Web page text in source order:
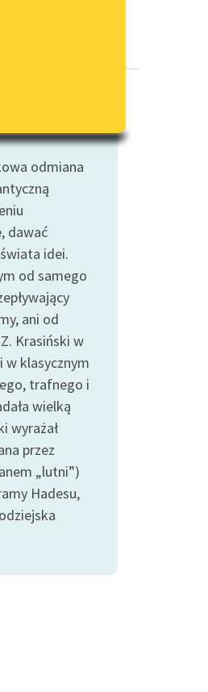
dostępności
odmiana
, dawać
idei.
od samego
ani od
Krasiński w
w klasycznym
trafnego i
wielką
wyrażał
przez
„lutni”)
Hadesu,